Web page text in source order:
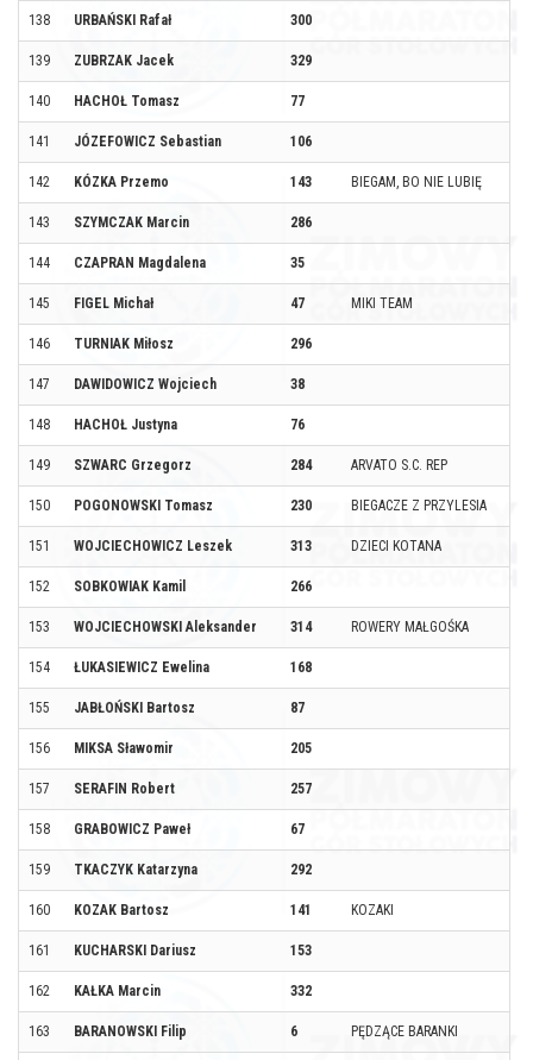
138 URBAŃSKI Rafał 300
139 ZUBRZAK Jacek 329
140 HACHOŁ Tomasz 77
141 JÓZEFOWICZ Sebastian 106
142 KÓZKA Przemo 143 BIEGAM, BO NIE LUBIĘ
143 SZYMCZAK Marcin 286
144 CZAPRAN Magdalena 35
145 FIGEL Michał 47 MIKI TEAM
146 TURNIAK Miłosz 296
147 DAWIDOWICZ Wojciech 38
148 HACHOŁ Justyna 76
149 SZWARC Grzegorz 284 ARVATO S.C. REP
150 POGONOWSKI Tomasz 230 BIEGACZE Z PRZYLESIA
151 WOJCIECHOWICZ Leszek 313 DZIECI KOTANA
152 SOBKOWIAK Kamil 266
153 WOJCIECHOWSKI Aleksander 314 ROWERY MAŁGOŚKA
154 ŁUKASIEWICZ Ewelina 168
155 JABŁOŃSKI Bartosz 87
156 MIKSA Sławomir 205
157 SERAFIN Robert 257
158 GRABOWICZ Paweł 67
159 TKACZYK Katarzyna 292
160 KOZAK Bartosz 141 KOZAKI
161 KUCHARSKI Dariusz 153
162 KAŁKA Marcin 332
163 BARANOWSKI Filip 6 PĘDZĄCE BARANKI